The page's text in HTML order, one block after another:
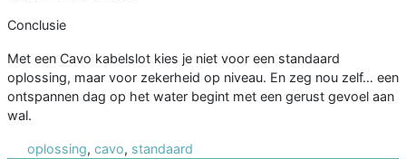
Conclusie
Met een Cavo kabelslot kies je niet voor een standaard
oplossing, maar voor zekerheid op niveau. En zeg nou zelf… een
ontspannen dag op het water begint met een gerust gevoel aan
wal.
oplossing, cavo, standaard